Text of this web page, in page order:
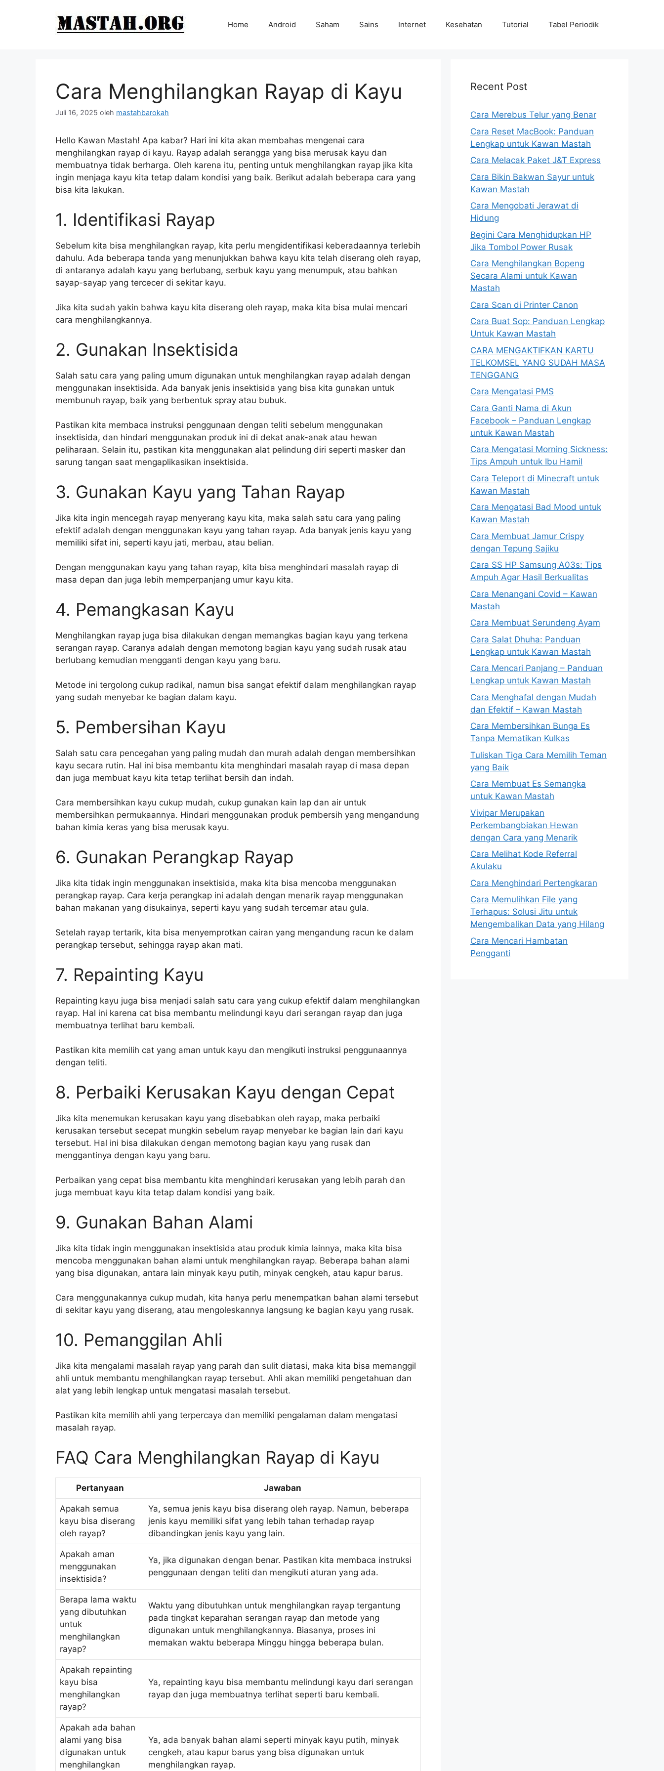
Home Android Saham Sains Internet Kesehatan Tutorial Tabel Periodik
Cara Menghilangkan Rayap di Kayu
Juli 16, 2025 oleh mastahbarokah
Hello Kawan Mastah! Apa kabar? Hari ini kita akan membahas mengenai cara
menghilangkan rayap di kayu. Rayap adalah serangga yang bisa merusak kayu dan
membuatnya tidak berharga. Oleh karena itu, penting untuk menghilangkan rayap jika kita
ingin menjaga kayu kita tetap dalam kondisi yang baik. Berikut adalah beberapa cara yang
bisa kita lakukan.
1. Identifikasi Rayap
Sebelum kita bisa menghilangkan rayap, kita perlu mengidentifikasi keberadaannya terlebih
dahulu. Ada beberapa tanda yang menunjukkan bahwa kayu kita telah diserang oleh rayap,
di antaranya adalah kayu yang berlubang, serbuk kayu yang menumpuk, atau bahkan
sayap-sayap yang tercecer di sekitar kayu.
Jika kita sudah yakin bahwa kayu kita diserang oleh rayap, maka kita bisa mulai mencari
cara menghilangkannya.
2. Gunakan Insektisida
Salah satu cara yang paling umum digunakan untuk menghilangkan rayap adalah dengan
menggunakan insektisida. Ada banyak jenis insektisida yang bisa kita gunakan untuk
membunuh rayap, baik yang berbentuk spray atau bubuk.
Pastikan kita membaca instruksi penggunaan dengan teliti sebelum menggunakan
insektisida, dan hindari menggunakan produk ini di dekat anak-anak atau hewan
peliharaan. Selain itu, pastikan kita menggunakan alat pelindung diri seperti masker dan
sarung tangan saat mengaplikasikan insektisida.
3. Gunakan Kayu yang Tahan Rayap
Jika kita ingin mencegah rayap menyerang kayu kita, maka salah satu cara yang paling
efektif adalah dengan menggunakan kayu yang tahan rayap. Ada banyak jenis kayu yang
memiliki sifat ini, seperti kayu jati, merbau, atau belian.
Dengan menggunakan kayu yang tahan rayap, kita bisa menghindari masalah rayap di
masa depan dan juga lebih memperpanjang umur kayu kita.
4. Pemangkasan Kayu
Menghilangkan rayap juga bisa dilakukan dengan memangkas bagian kayu yang terkena
serangan rayap. Caranya adalah dengan memotong bagian kayu yang sudah rusak atau
berlubang kemudian mengganti dengan kayu yang baru.
Metode ini tergolong cukup radikal, namun bisa sangat efektif dalam menghilangkan rayap
yang sudah menyebar ke bagian dalam kayu.
5. Pembersihan Kayu
Salah satu cara pencegahan yang paling mudah dan murah adalah dengan membersihkan
kayu secara rutin. Hal ini bisa membantu kita menghindari masalah rayap di masa depan
dan juga membuat kayu kita tetap terlihat bersih dan indah.
Cara membersihkan kayu cukup mudah, cukup gunakan kain lap dan air untuk
membersihkan permukaannya. Hindari menggunakan produk pembersih yang mengandung
bahan kimia keras yang bisa merusak kayu.
6. Gunakan Perangkap Rayap
Jika kita tidak ingin menggunakan insektisida, maka kita bisa mencoba menggunakan
perangkap rayap. Cara kerja perangkap ini adalah dengan menarik rayap menggunakan
bahan makanan yang disukainya, seperti kayu yang sudah tercemar atau gula.
Setelah rayap tertarik, kita bisa menyemprotkan cairan yang mengandung racun ke dalam
perangkap tersebut, sehingga rayap akan mati.
7. Repainting Kayu
Repainting kayu juga bisa menjadi salah satu cara yang cukup efektif dalam menghilangkan
rayap. Hal ini karena cat bisa membantu melindungi kayu dari serangan rayap dan juga
membuatnya terlihat baru kembali.
Pastikan kita memilih cat yang aman untuk kayu dan mengikuti instruksi penggunaannya
dengan teliti.
8. Perbaiki Kerusakan Kayu dengan Cepat
Jika kita menemukan kerusakan kayu yang disebabkan oleh rayap, maka perbaiki
kerusakan tersebut secepat mungkin sebelum rayap menyebar ke bagian lain dari kayu
tersebut. Hal ini bisa dilakukan dengan memotong bagian kayu yang rusak dan
menggantinya dengan kayu yang baru.
Perbaikan yang cepat bisa membantu kita menghindari kerusakan yang lebih parah dan
juga membuat kayu kita tetap dalam kondisi yang baik.
9. Gunakan Bahan Alami
Jika kita tidak ingin menggunakan insektisida atau produk kimia lainnya, maka kita bisa
mencoba menggunakan bahan alami untuk menghilangkan rayap. Beberapa bahan alami
yang bisa digunakan, antara lain minyak kayu putih, minyak cengkeh, atau kapur barus.
Cara menggunakannya cukup mudah, kita hanya perlu menempatkan bahan alami tersebut
di sekitar kayu yang diserang, atau mengoleskannya langsung ke bagian kayu yang rusak.
10. Pemanggilan Ahli
Jika kita mengalami masalah rayap yang parah dan sulit diatasi, maka kita bisa memanggil
ahli untuk membantu menghilangkan rayap tersebut. Ahli akan memiliki pengetahuan dan
alat yang lebih lengkap untuk mengatasi masalah tersebut.
Pastikan kita memilih ahli yang terpercaya dan memiliki pengalaman dalam mengatasi
masalah rayap.
FAQ Cara Menghilangkan Rayap di Kayu
Pertanyaan Jawaban
Apakah semua
kayu bisa diserang
oleh rayap?
Ya, semua jenis kayu bisa diserang oleh rayap. Namun, beberapa
jenis kayu memiliki sifat yang lebih tahan terhadap rayap
dibandingkan jenis kayu yang lain.
Apakah aman
menggunakan
insektisida?
Ya, jika digunakan dengan benar. Pastikan kita membaca instruksi
penggunaan dengan teliti dan mengikuti aturan yang ada.
Berapa lama waktu
yang dibutuhkan
untuk
menghilangkan
rayap?
Waktu yang dibutuhkan untuk menghilangkan rayap tergantung
pada tingkat keparahan serangan rayap dan metode yang
digunakan untuk menghilangkannya. Biasanya, proses ini
memakan waktu beberapa Minggu hingga beberapa bulan.
Apakah repainting
kayu bisa
menghilangkan
rayap?
Ya, repainting kayu bisa membantu melindungi kayu dari serangan
rayap dan juga membuatnya terlihat seperti baru kembali.
Apakah ada bahan
alami yang bisa
digunakan untuk
menghilangkan
Ya, ada banyak bahan alami seperti minyak kayu putih, minyak
cengkeh, atau kapur barus yang bisa digunakan untuk
menghilangkan rayap.
Recent Post
Cara Merebus Telur yang Benar
Cara Reset MacBook: Panduan
Lengkap untuk Kawan Mastah
Cara Melacak Paket J&T Express
Cara Bikin Bakwan Sayur untuk
Kawan Mastah
Cara Mengobati Jerawat di
Hidung
Begini Cara Menghidupkan HP
Jika Tombol Power Rusak
Cara Menghilangkan Bopeng
Secara Alami untuk Kawan
Mastah
Cara Scan di Printer Canon
Cara Buat Sop: Panduan Lengkap
Untuk Kawan Mastah
CARA MENGAKTIFKAN KARTU
TELKOMSEL YANG SUDAH MASA
TENGGANG
Cara Mengatasi PMS
Cara Ganti Nama di Akun
Facebook – Panduan Lengkap
untuk Kawan Mastah
Cara Mengatasi Morning Sickness:
Tips Ampuh untuk Ibu Hamil
Cara Teleport di Minecraft untuk
Kawan Mastah
Cara Mengatasi Bad Mood untuk
Kawan Mastah
Cara Membuat Jamur Crispy
dengan Tepung Sajiku
Cara SS HP Samsung A03s: Tips
Ampuh Agar Hasil Berkualitas
Cara Menangani Covid – Kawan
Mastah
Cara Membuat Serundeng Ayam
Cara Salat Dhuha: Panduan
Lengkap untuk Kawan Mastah
Cara Mencari Panjang – Panduan
Lengkap untuk Kawan Mastah
Cara Menghafal dengan Mudah
dan Efektif – Kawan Mastah
Cara Membersihkan Bunga Es
Tanpa Mematikan Kulkas
Tuliskan Tiga Cara Memilih Teman
yang Baik
Cara Membuat Es Semangka
untuk Kawan Mastah
Vivipar Merupakan
Perkembangbiakan Hewan
dengan Cara yang Menarik
Cara Melihat Kode Referral
Akulaku
Cara Menghindari Pertengkaran
Cara Memulihkan File yang
Terhapus: Solusi Jitu untuk
Mengembalikan Data yang Hilang
Cara Mencari Hambatan
Pengganti